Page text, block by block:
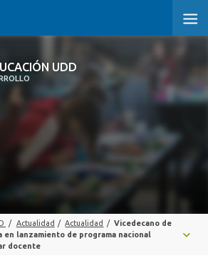
UDD
UDD
CONTINUA
/ Actualidad / Actualidad / Vicedecano de
en lanzamiento de programa nacional
docente